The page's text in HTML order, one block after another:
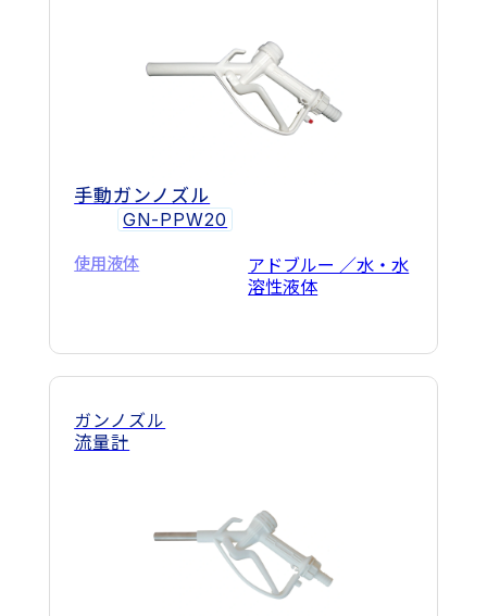
手動ガンノズル
GN-PPW20
使用液体
アドブルー ／水・水
溶性液体
ガンノズル
流量計